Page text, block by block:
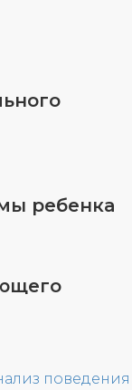
ребенка
поведения